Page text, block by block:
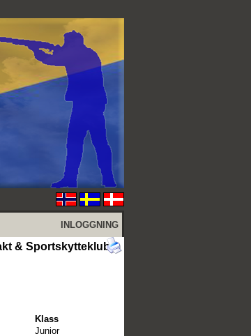
INLOGGNING
& Sportskytteklubb
Klass
Junior